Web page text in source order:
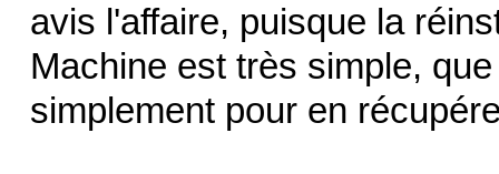
avis l'affaire, puisque la
Machine est très simple,
simplement pour en